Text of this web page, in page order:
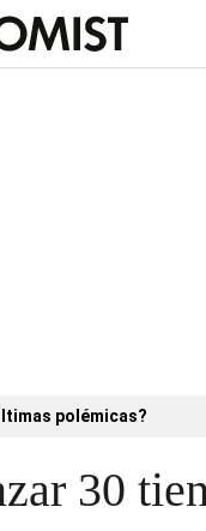
polémicas?
30